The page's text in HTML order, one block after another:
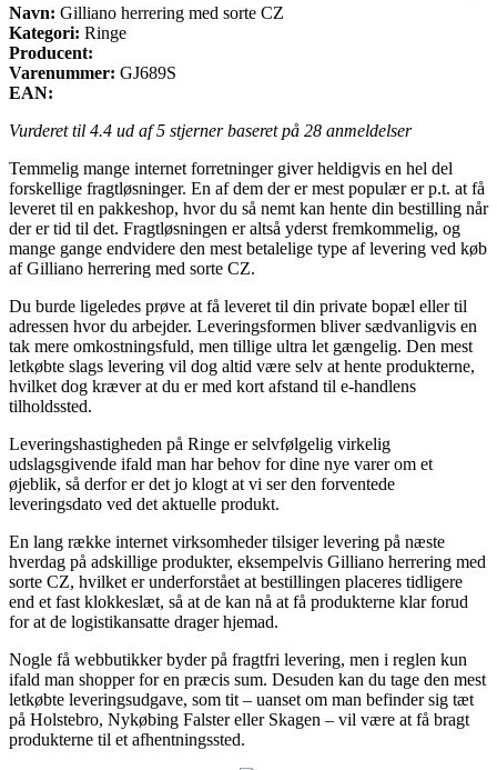
Navn: Gilliano herrering med sorte CZ
Kategori: Ringe
Producent:
Varenummer: GJ689S
EAN:
Vurderet til 4.4 ud af 5 stjerner baseret på 28 anmeldelser
Temmelig mange internet forretninger giver heldigvis en hel del
forskellige fragtløsninger. En af dem der er mest populær er p.t. at få
leveret til en pakkeshop, hvor du så nemt kan hente din bestilling når
der er tid til det. Fragtløsningen er altså yderst fremkommelig, og
mange gange endvidere den mest betalelige type af levering ved køb
af Gilliano herrering med sorte CZ.
Du burde ligeledes prøve at få leveret til din private bopæl eller til
adressen hvor du arbejder. Leveringsformen bliver sædvanligvis en
tak mere omkostningsfuld, men tillige ultra let gængelig. Den mest
letkøbte slags levering vil dog altid være selv at hente produkterne,
hvilket dog kræver at du er med kort afstand til e-handlens
tilholdssted.
Leveringshastigheden på Ringe er selvfølgelig virkelig
udslagsgivende ifald man har behov for dine nye varer om et
øjeblik, så derfor er det jo klogt at vi ser den forventede
leveringsdato ved det aktuelle produkt.
En lang række internet virksomheder tilsiger levering på næste
hverdag på adskillige produkter, eksempelvis Gilliano herrering med
sorte CZ, hvilket er underforstået at bestillingen placeres tidligere
end et fast klokkeslæt, så at de kan nå at få produkterne klar forud
for at de logistikansatte drager hjemad.
Nogle få webbutikker byder på fragtfri levering, men i reglen kun
ifald man shopper for en præcis sum. Desuden kan du tage den mest
letkøbte leveringsudgave, som tit – uanset om man befinder sig tæt
på Holstebro, Nykøbing Falster eller Skagen – vil være at få bragt
produkterne til et afhentningssted.